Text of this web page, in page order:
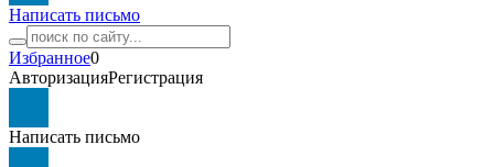
Написать письмо
Избранное0
АвторизацияРегистрация
Написать письмо